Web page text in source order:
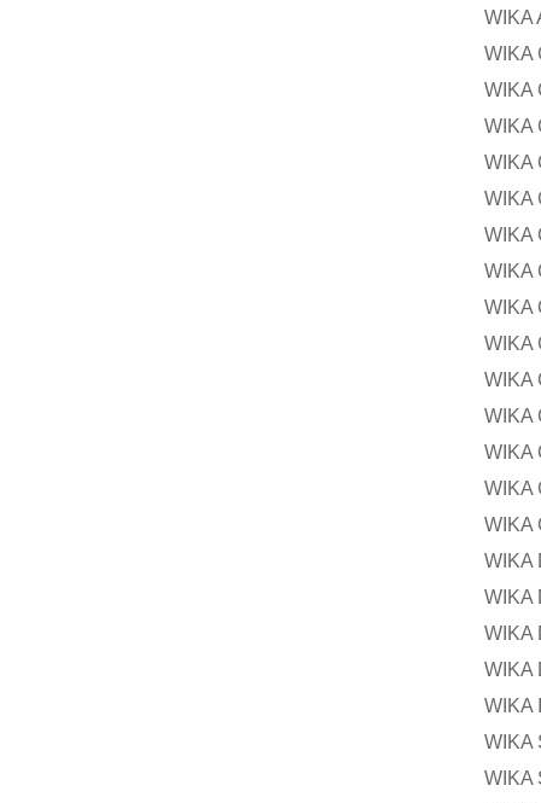
WIKA
WIKA
WIKA
WIKA
WIKA
WIKA
WIKA
WIKA
WIKA
WIKA
WIKA
WIKA
WIKA
WIKA
WIKA
WIKA
WIKA
WIKA
WIKA
WIKA
WIKA
WIKA